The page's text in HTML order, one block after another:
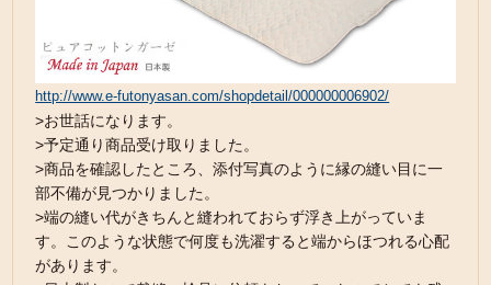
http://www.e-futonyasan.com/shopdetail/000000006902/
>お世話になります。
>予定通り商品受け取りました。
>商品を確認したところ、添付写真のように縁の縫い目に一
部不備が見つかりました。
>端の縫い代がきちんと縫われておらず浮き上がっていま
す。このような状態で何度も洗濯すると端からほつれる心配
があります。